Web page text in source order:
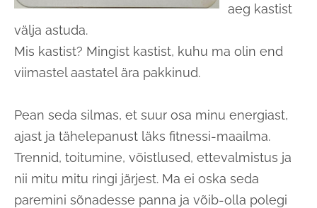
aeg kastist
välja astuda.
Mis kastist? Mingist kastist, kuhu ma olin end
viimastel aastatel ära pakkinud.
Pean seda silmas, et suur osa minu energiast,
ajast ja tähelepanust läks fitnessi-maailma.
Trennid, toitumine, võistlused, ettevalmistus ja
nii mitu mitu ringi järjest. Ma ei oska seda
paremini sõnadesse panna ja võib-olla polegi